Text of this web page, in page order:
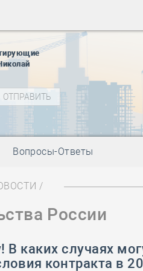
27 января
блокады
01 мая-
09 мая -
10 ноября
01 мая-
09 мая-
Вопросы-Ответы
/
России
каких случаях
контракта в